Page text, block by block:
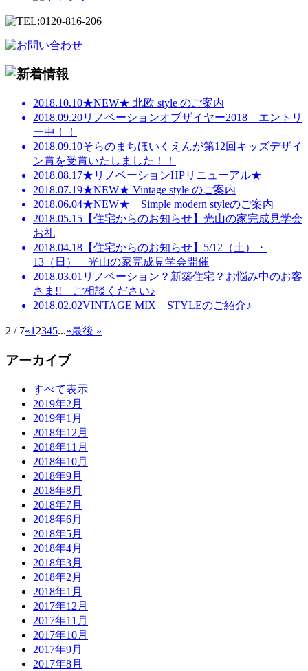
2018.10.10★NEW★ 北欧 style のご案内
2018.09.20リノベーションオブザイヤー2018 エントリ
ー中！！
2018.09.10そらのまちほいくえんが第12回キッズデザイ
ン賞を受賞いたしました！！
2018.08.17★リノベーションHPリニューアル★
2018.07.19★NEW★ Vintage style のご案内
2018.06.04★NEW★ Simple modern styleのご案内
2018.05.15 【住宅からのお知らせ】光山の家完成見学会
お礼
2018.04.18 【住宅からのお知らせ】5/12（土）・
13（日） 光山の家完成見学会開催
2018.03.01 リノベーション？新築住宅？お悩み中のお客
さま!! ご相談ください♪
2018.02.02VINTAGE MIX STYLEのご紹介♪
2 / 7«1 2345...»最後 »
アーカイブ
すべて表示
2019年2月
2019年1月
2018年12月
2018年11月
2018年10月
2018年9月
2018年8月
2018年7月
2018年6月
2018年5月
2018年4月
2018年3月
2018年2月
2018年1月
2017年12月
2017年11月
2017年10月
2017年9月
2017年8月